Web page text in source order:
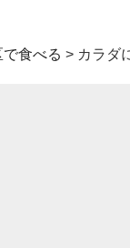
で食べる > カラダ